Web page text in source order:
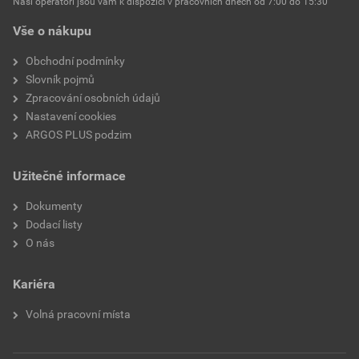
Vše o nákupu
Obchodní podmínky
Slovník pojmů
Zpracování osobních údajů
Nastavení cookies
ARGOS PLUS podzim
Užitečné informace
Dokumenty
Dodací listy
O nás
Kariéra
Volná pracovní místa